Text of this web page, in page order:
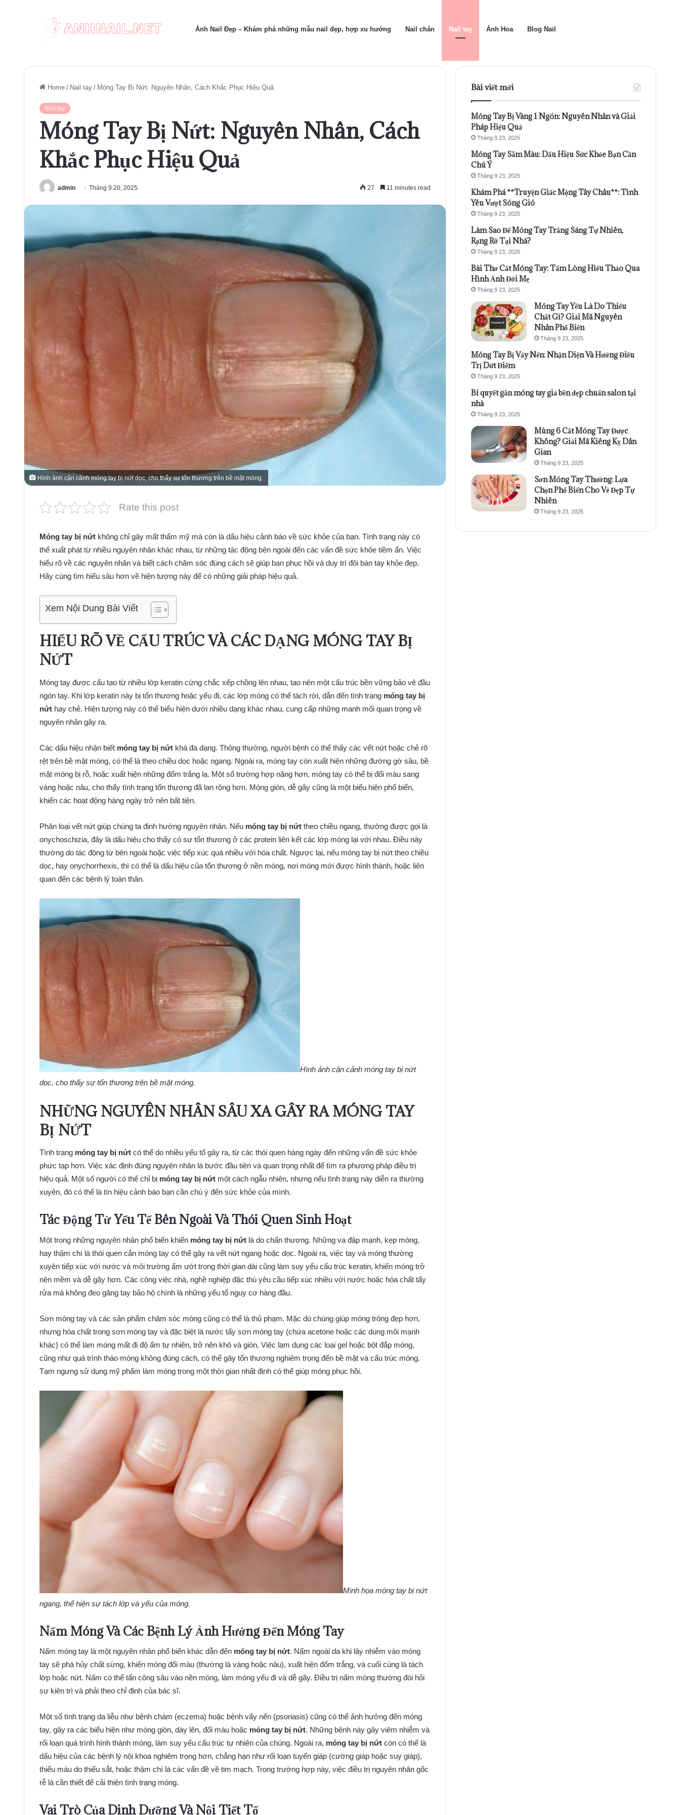
Ảnh Nail Đẹp – Khám phá những mẫu nail đẹp, hợp xu hướng Nail chân Nail tay Ảnh Hoa Blog Nail
Home / Nail tay / Móng Tay Bị Nứt: Nguyên Nhân, Cách Khắc Phục Hiệu Quả
Nail tay
Móng Tay Bị Nứt: Nguyên Nhân, Cách
Khắc Phục Hiệu Quả
admin Tháng 9 20, 2025 27 11 minutes read
Hình ảnh cận cảnh móng tay bị nứt dọc, cho thấy sự tổn thương trên bề mặt móng.
Rate this post
Móng tay bị nứt không chỉ gây mất thẩm mỹ mà còn là dấu hiệu cảnh báo về sức khỏe của bạn. Tình trạng này có
thể xuất phát từ nhiều nguyên nhân khác nhau, từ những tác động bên ngoài đến các vấn đề sức khỏe tiềm ẩn. Việc
hiểu rõ về các nguyên nhân và biết cách chăm sóc đúng cách sẽ giúp bạn phục hồi và duy trì đôi bàn tay khỏe đẹp.
Hãy cùng tìm hiểu sâu hơn về hiện tượng này để có những giải pháp hiệu quả.
Xem Nội Dung Bài Viết
HIỂU RÕ VỀ CẤU TRÚC VÀ CÁC DẠNG MÓNG TAY BỊ
NỨT
Móng tay được cấu tạo từ nhiều lớp keratin cứng chắc xếp chồng lên nhau, tạo nên một cấu trúc bền vững bảo vệ đầu
ngón tay. Khi lớp keratin này bị tổn thương hoặc yếu đi, các lớp móng có thể tách rời, dẫn đến tình trạng móng tay bị
nứt hay chẻ. Hiện tượng này có thể biểu hiện dưới nhiều dạng khác nhau, cung cấp những manh mối quan trọng về
nguyên nhân gây ra.
Các dấu hiệu nhận biết móng tay bị nứt khá đa dạng. Thông thường, người bệnh có thể thấy các vết nứt hoặc chẻ rõ
rệt trên bề mặt móng, có thể là theo chiều dọc hoặc ngang. Ngoài ra, móng tay còn xuất hiện những đường gờ sâu, bề
mặt móng bị rỗ, hoặc xuất hiện những đốm trắng lạ. Một số trường hợp nặng hơn, móng tay có thể bị đổi màu sang
vàng hoặc nâu, cho thấy tình trạng tổn thương đã lan rộng hơn. Móng giòn, dễ gãy cũng là một biểu hiện phổ biến,
khiến các hoạt động hàng ngày trở nên bất tiện.
Phân loại vết nứt giúp chúng ta định hướng nguyên nhân. Nếu móng tay bị nứt theo chiều ngang, thường được gọi là
onychoschizia, đây là dấu hiệu cho thấy có sự tổn thương ở các protein liên kết các lớp móng lại với nhau. Điều này
thường do tác động từ bên ngoài hoặc việc tiếp xúc quá nhiều với hóa chất. Ngược lại, nếu móng tay bị nứt theo chiều
dọc, hay onychorrhexis, thì có thể là dấu hiệu của tổn thương ở nền móng, nơi móng mới được hình thành, hoặc liên
quan đến các bệnh lý toàn thân.
Hình ảnh cận cảnh móng tay bị nứt
dọc, cho thấy sự tổn thương trên bề mặt móng.
NHỮNG NGUYÊN NHÂN SÂU XA GÂY RA MÓNG TAY
BỊ NỨT
Tình trạng móng tay bị nứt có thể do nhiều yếu tố gây ra, từ các thói quen hàng ngày đến những vấn đề sức khỏe
phức tạp hơn. Việc xác định đúng nguyên nhân là bước đầu tiên và quan trọng nhất để tìm ra phương pháp điều trị
hiệu quả. Một số người có thể chỉ bị móng tay bị nứt một cách ngẫu nhiên, nhưng nếu tình trạng này diễn ra thường
xuyên, đó có thể là tín hiệu cảnh báo bạn cần chú ý đến sức khỏe của mình.
Tác Động Từ Yếu Tế Bên Ngoài Và Thói Quen Sinh Hoạt
Một trong những nguyên nhân phổ biến khiến móng tay bị nứt là do chấn thương. Những va đập mạnh, kẹp móng,
hay thậm chí là thói quen cắn móng tay có thể gây ra vết nứt ngang hoặc dọc. Ngoài ra, việc tay và móng thường
xuyên tiếp xúc với nước và môi trường ẩm ướt trong thời gian dài cũng làm suy yếu cấu trúc keratin, khiến móng trở
nên mềm và dễ gãy hơn. Các công việc nhà, nghề nghiệp đặc thù yêu cầu tiếp xúc nhiều với nước hoặc hóa chất tẩy
rửa mà không đeo găng tay bảo hộ chính là những yếu tố nguy cơ hàng đầu.
Sơn móng tay và các sản phẩm chăm sóc móng cũng có thể là thủ phạm. Mặc dù chúng giúp móng trông đẹp hơn,
nhưng hóa chất trong sơn móng tay và đặc biệt là nước tẩy sơn móng tay (chứa acetone hoặc các dung môi mạnh
khác) có thể làm móng mất đi độ ẩm tự nhiên, trở nên khô và giòn. Việc lạm dụng các loại gel hoặc bột đắp móng,
cũng như quá trình tháo móng không đúng cách, có thể gây tổn thương nghiêm trọng đến bề mặt và cấu trúc móng.
Tạm ngưng sử dụng mỹ phẩm làm móng trong một thời gian nhất định có thể giúp móng phục hồi.
Minh họa móng tay bị nứt
ngang, thể hiện sự tách lớp và yếu của móng.
Nấm Móng Và Các Bệnh Lý Ảnh Hưởng Đến Móng Tay
Nấm móng tay là một nguyên nhân phổ biến khác dẫn đến móng tay bị nứt. Nấm ngoài da khi lây nhiễm vào móng
tay sẽ phá hủy chất sừng, khiến móng đổi màu (thường là vàng hoặc nâu), xuất hiện đốm trắng, và cuối cùng là tách
lớp hoặc nứt. Nấm có thể tấn công sâu vào nền móng, làm móng yếu đi và dễ gãy. Điều trị nấm móng thường đòi hỏi
sự kiên trì và phải theo chỉ định của bác sĩ.
Một số tình trạng da liễu như bệnh chàm (eczema) hoặc bệnh vẩy nến (psoriasis) cũng có thể ảnh hưởng đến móng
tay, gây ra các biểu hiện như móng giòn, dày lên, đổi màu hoặc móng tay bị nứt. Những bệnh này gây viêm nhiễm và
rối loạn quá trình hình thành móng, làm suy yếu cấu trúc tự nhiên của chúng. Ngoài ra, móng tay bị nứt còn có thể là
dấu hiệu của các bệnh lý nội khoa nghiêm trọng hơn, chẳng hạn như rối loạn tuyến giáp (cường giáp hoặc suy giáp),
thiếu máu do thiếu sắt, hoặc thậm chí là các vấn đề về tim mạch. Trong trường hợp này, việc điều trị nguyên nhân gốc
rễ là cần thiết để cải thiện tình trạng móng.
Vai Trò Của Dinh Dưỡng Và Nội Tiết Tố
Bài viết mới
Móng Tay Bị Vàng 1 Ngón: Nguyên Nhân và Giải
Pháp Hiệu Quả
Tháng 9 23, 2025
Móng Tay Sẫm Màu: Dấu Hiệu Sức Khỏe Bạn Cần
Chú Ý
Tháng 9 23, 2025
Khám Phá **Truyện Giấc Mộng Tây Châu**: Tình
Yêu Vượt Sóng Gió
Tháng 9 23, 2025
Làm Sao Để Móng Tay Trắng Sáng Tự Nhiên,
Rạng Rỡ Tại Nhà?
Tháng 9 23, 2025
Bài Thơ Cắt Móng Tay: Tấm Lòng Hiếu Thảo Qua
Hình Ảnh Đời Mẹ
Tháng 9 23, 2025
Móng Tay Yếu Là Do Thiếu
Chất Gì? Giải Mã Nguyên
Nhân Phổ Biến
Tháng 9 23, 2025
Móng Tay Bị Vảy Nến: Nhận Diện Và Hướng Điều
Trị Dứt Điểm
Tháng 9 23, 2025
Bí quyết gắn móng tay giả bền đẹp chuẩn salon tại
nhà
Tháng 9 23, 2025
Mùng 6 Cắt Móng Tay Được
Không? Giải Mã Kiêng Kỵ Dân
Gian
Tháng 9 23, 2025
Sơn Móng Tay Thường: Lựa
Chọn Phổ Biến Cho Vẻ Đẹp Tự
Nhiên
Tháng 9 23, 2025